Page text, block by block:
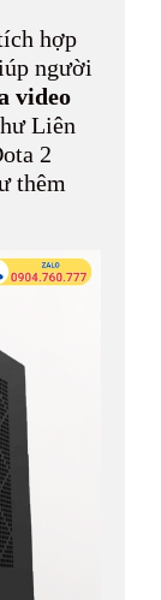
hợp
người
video
Liên
2
thêm